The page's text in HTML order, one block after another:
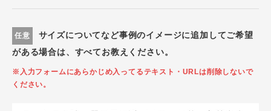
任意
サイズについてなど事例のイメージに追加してご希望
がある場合は、すべてお教えください。
※入力フォームにあらかじめ入ってるテキスト・URLは削除しないで
ください。